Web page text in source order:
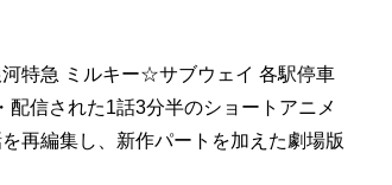
特急 ミルキー☆サブウェイ 各駅停車
信された1話3分半のショートアニメ
再編集し、新作パートを加えた劇場版